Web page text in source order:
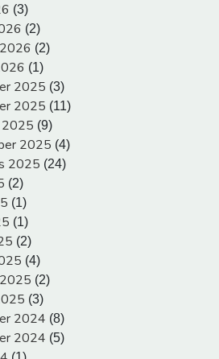
(3)
(2)
(2)
(1)
2025 (3)
2025 (11)
(9)
2025 (4)
2025 (24)
(2)
(1)
(1)
(2)
(4)
(2)
(3)
2024 (8)
2024 (5)